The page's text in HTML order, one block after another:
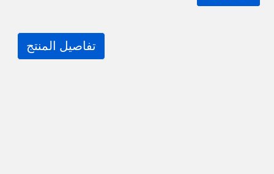
تفاصيل المنتج